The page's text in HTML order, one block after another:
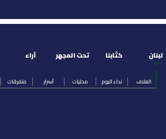
لبنان
الغلاف نداء اليوم محليات أسرار متفرقات
كتّابنا تحت المجهر آراء